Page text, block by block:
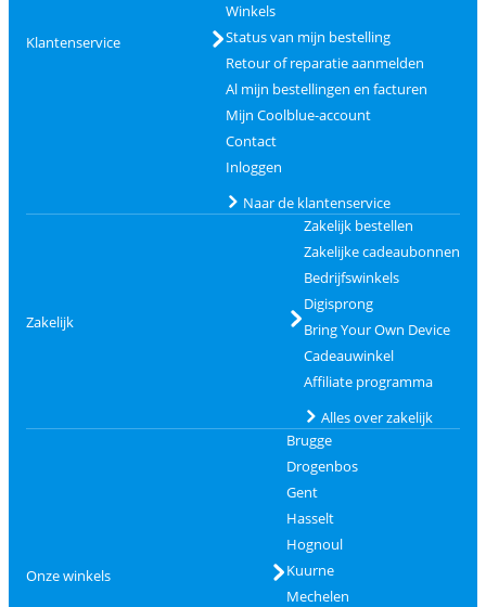
Klantenservice
Winkels
Status van mijn bestelling
Retour of reparatie aanmelden
Al mijn bestellingen en facturen
Mijn Coolblue-account
Contact
Inloggen
Naar de klantenservice
Zakelijk
Zakelijk bestellen
Zakelijke cadeaubonnen
Bedrijfswinkels
Digisprong
Bring Your Own Device
Cadeauwinkel
Affiliate programma
Alles over zakelijk
Onze winkels
Brugge
Drogenbos
Gent
Hasselt
Hognoul
Kuurne
Mechelen